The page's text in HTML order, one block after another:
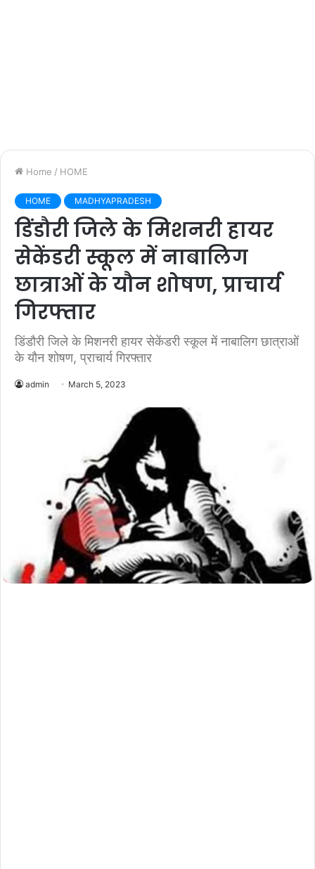
Home / HOME
HOME MADHYAPRADESH
डिंडौरी जिले के मिशनरी हायर
सेकेंडरी स्कूल में नाबालिग
छात्राओं के यौन शोषण, प्राचार्य
गिरफ्तार
डिंडौरी जिले के मिशनरी हायर सेकेंडरी स्कूल में नाबालिग छात्राओं
के यौन शोषण, प्राचार्य गिरफ्तार
admin March 5, 2023